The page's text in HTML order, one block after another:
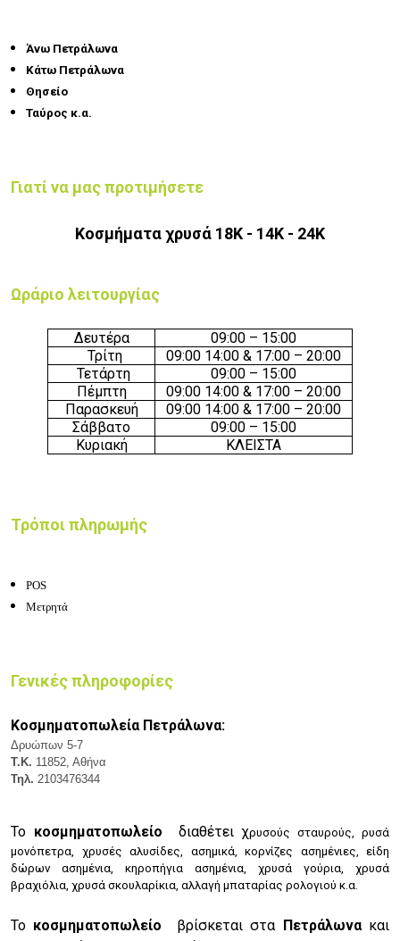
Άνω Πετράλωνα
Κάτω Πετράλωνα
Θησείο
Ταύρος κ.α.
Γιατί να μας προτιμήσετε
Κοσμήματα χρυσά 18Κ - 14Κ - 24Κ
Ωράριο λειτουργίας
Δευτέρα
09:00 – 15:00
Τρίτη
09:00 14:00 & 17:00 – 20:00
Τετάρτη
09:00 – 15:00
Πέμπτη
09:00 14:00 & 17:00 – 20:00
Παρασκευή
09:00 14:00 & 17:00 – 20:00
Σάββατο
09:00 – 15:00
Κυριακή
ΚΛΕΙΣΤΑ
Τρόποι πληρωμής
POS
Μετρητά
Γενικές πληροφορίες
Κοσμηματοπωλεία Πετράλωνα:
Δρυώπων 5-7
Τ.Κ. 11852, Αθήνα
Τηλ. 2103476344
Το κοσμηματοπωλείο διαθέτει χρυσούς σταυρούς,ρυσά
μονόπετρα, χρυσές αλυσίδες, ασημικά, κορνίζες ασημένιες, είδη
δώρων ασημένια, κηροπήγια ασημένια, χρυσά γούρια, χρυσά
βραχιόλια, χρυσά σκουλαρίκια, αλλαγή μπαταρίας ρολογιού κ.α.
Το κοσμηματοπωλείο βρίσκεται στα Πετράλωνακαι